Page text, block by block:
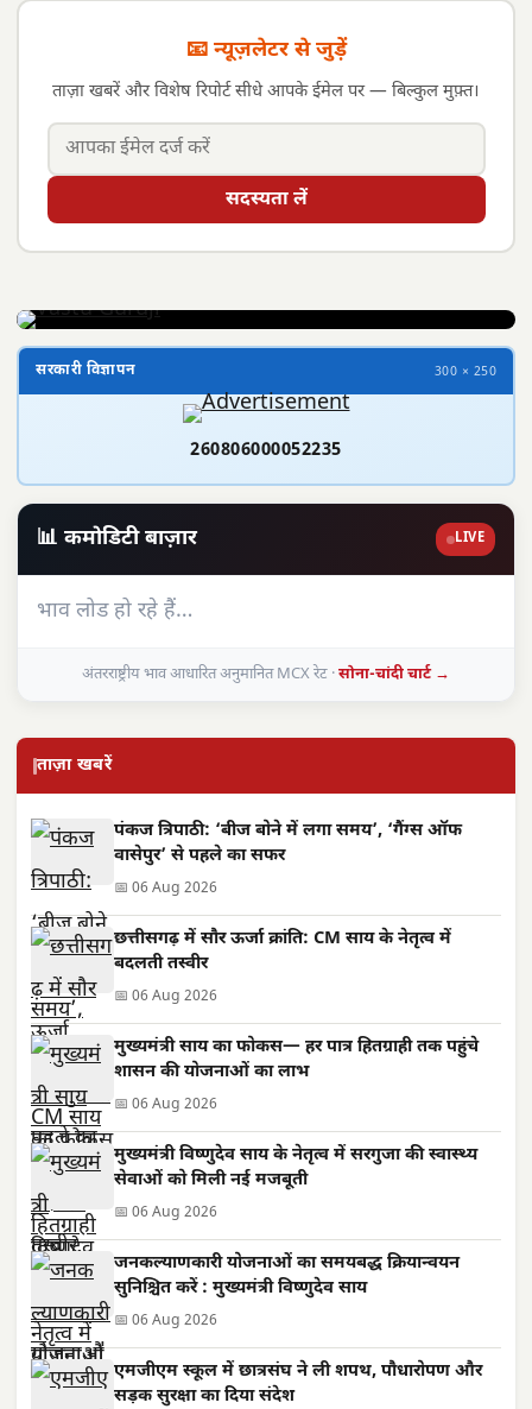
📧 न्यूज़लेटर से जुड़ें
ताज़ा खबरें और विशेष रिपोर्ट सीधे आपके ईमेल पर — बिल्कुल मुफ़्त।
सदस्यता लें
सरकारी विज्ञापन 300 × 250
260806000052235
📊 कमोडिटी बाज़ार LIVE
भाव लोड हो रहे हैं…
अंतरराष्ट्रीय भाव आधारित अनुमानित MCX रेट ·सोना-चांदी चार्ट →
ताज़ा खबरें
पंकज त्रिपाठी: ‘बीज बोने में लगा समय’, ‘गैंग्स ऑफ
वासेपुर’ से पहले का सफर
📅 06 Aug 2026
छत्तीसगढ़ में सौर ऊर्जा क्रांति: CM साय के नेतृत्व में
बदलती तस्वीर
📅 06 Aug 2026
मुख्यमंत्री साय का फोकस— हर पात्र हितग्राही तक पहुंचे
शासन की योजनाओं का लाभ
📅 06 Aug 2026
मुख्यमंत्री विष्णुदेव साय के नेतृत्व में सरगुजा की स्वास्थ्य
सेवाओं को मिली नई मजबूती
📅 06 Aug 2026
जनकल्याणकारी योजनाओं का समयबद्ध क्रियान्वयन
सुनिश्चित करें : मुख्यमंत्री विष्णुदेव साय
📅 06 Aug 2026
एमजीएम स्कूल में छात्रसंघ ने ली शपथ, पौधारोपण और
सड़क सुरक्षा का दिया संदेश